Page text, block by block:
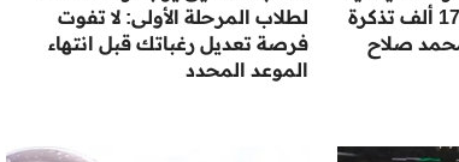
ببيع 15 ألف قميص و17 ألف تذكرة
صلاح
لطلاب المرحلة الأولى: لا تفوت
فرصة تعديل رغباتك قبل انتهاء
الموعد المحدد